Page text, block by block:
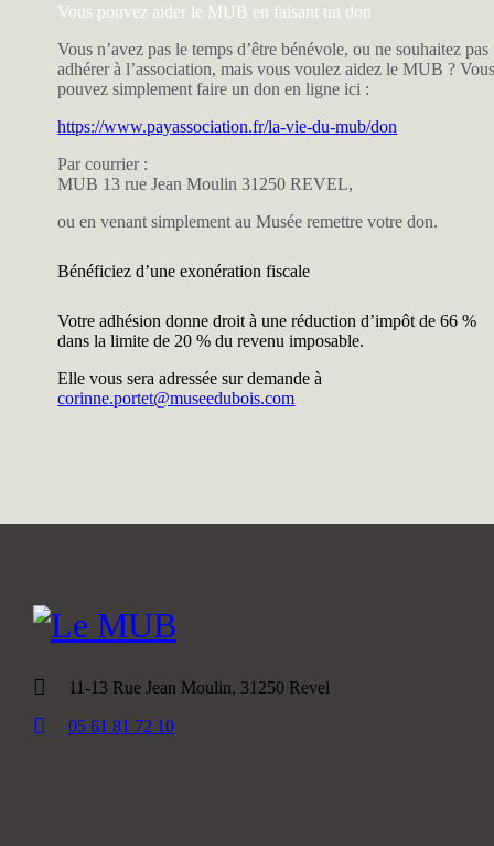
Vous pouvez aider le MUB en faisant un don
Vous n’avez pas le temps d’être bénévole, ou ne souhaitez pas
adhérer à l’association, mais vous voulez aidez le MUB ?
pouvez simplement faire un don en ligne ici :
https://www.payassociation.fr/la-vie-du-mub/don
Par courrier :
MUB 13 rue Jean Moulin 31250 REVEL,
ou en venant simplement au Musée remettre votre don.
Bénéficiez d’une exonération fiscale
Votre adhésion donne droit à une réduction d’impôt de 66 %
dans la limite de 20 % du revenu imposable.
Elle vous sera adressée sur demande à
corinne.portet@museedubois.com
11-13 Rue Jean Moulin, 31250 Revel
05 61 81 72 10